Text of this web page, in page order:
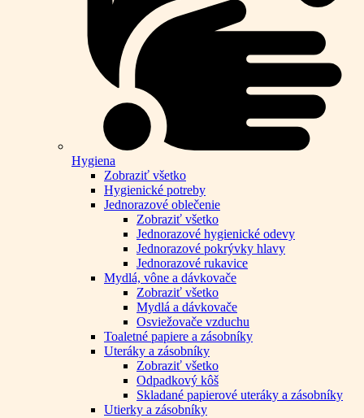
Hygiena
Zobraziť všetko
Hygienické potreby
Jednorazové oblečenie
Zobraziť všetko
Jednorazové hygienické odevy
Jednorazové pokrývky hlavy
Jednorazové rukavice
Mydlá, vône a dávkovače
Zobraziť všetko
Mydlá a dávkovače
Osviežovače vzduchu
Toaletné papiere a zásobníky
Uteráky a zásobníky
Zobraziť všetko
Odpadkový kôš
Skladané papierové uteráky a zásobníky
Utierky a zásobníky